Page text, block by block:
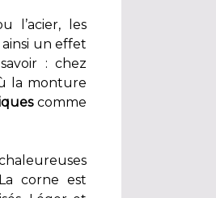
l’acier, les
un effet
: chez
la monture
comme
corne est